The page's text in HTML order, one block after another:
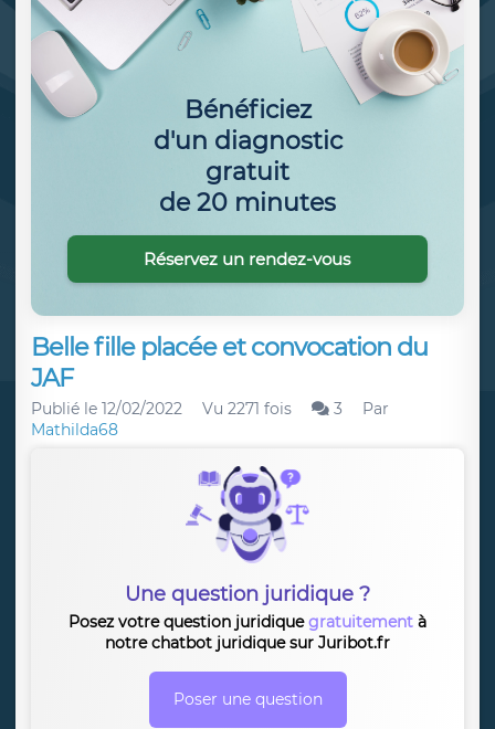
Belle fille placée et convocation du
JAF
Publié le 12/02/2022 Vu 2271 fois 3
Par
Mathilda68
Une question juridique ?
Posez votre question juridiquegratuitement à
notre chatbot juridique sur Juribot.fr
Poser une question
Bénéficiez
d'un diagnostic
gratuit
de 20 minutes
Réservez un rendez-vous